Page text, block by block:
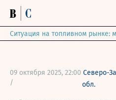
Ситуация на топливном рынке:
09 октября 2025, 22:00
/
Северо-
обл.